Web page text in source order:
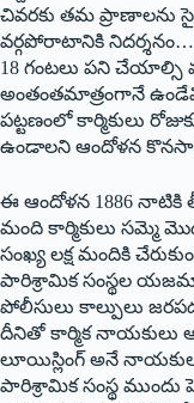
చివరకు తమ ప్రాణాలను
వర్గపోరాటానికి నిదర్శనం…
18 గంటలు పని చేయాల్సి
అంతంతమాత్రంగానే
పట్టణంలో కార్మికులు
ఉండాలని ఆందోళన
ఈ ఆందోళన 1886 నాటికి
మంది కార్మికులు సమ్మె
సంఖ్య లక్ష మందికి
పారిశ్రామిక సంస్థల
పోలీసులు కాల్పులు
దీనితో కార్మిక నాయకులు
‌లూయిస్లింగ్‌ అనే నాయకుల
‌పారిశ్రామిక సంస్థ ముందు